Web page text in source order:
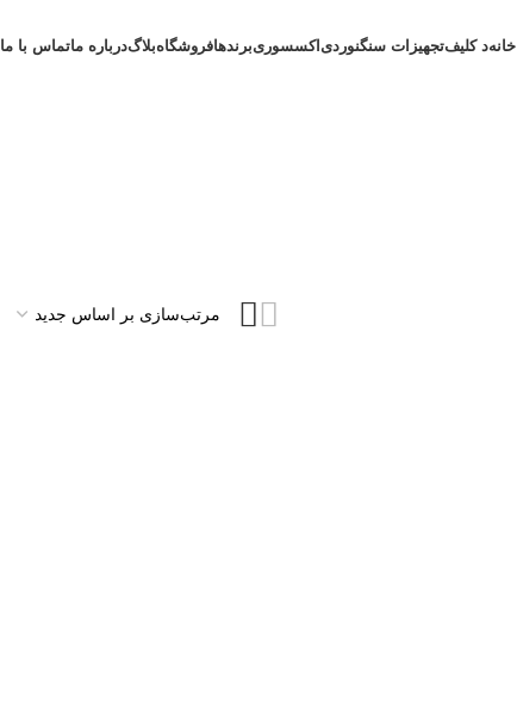
خانهد کلیفتجهیزات سنگنوردی اکسسوریبرندهافروشگاهبلاگدرباره ماتماس با ما